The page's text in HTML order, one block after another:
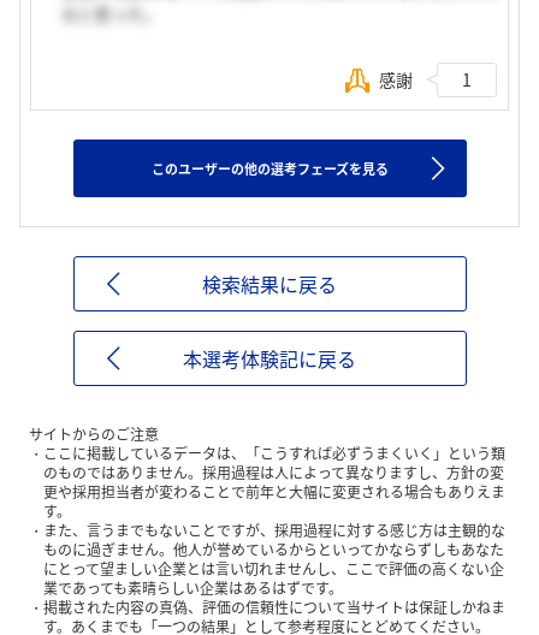
ると思った。
感謝 1
このユーザーの他の選考フェーズを見る
検索結果に戻る
本選考体験記に戻る
サイトからのご注意
ここに掲載しているデータは、「こうすれば必ずうまくいく」という類
のものではありません。採用過程は人によって異なりますし、方針の変
更や採用担当者が変わることで前年と大幅に変更される場合もありえま
す。
また、言うまでもないことですが、採用過程に対する感じ方は主観的な
ものに過ぎません。他人が誉めているからといってかならずしもあなた
にとって望ましい企業とは言い切れませんし、ここで評価の高くない企
業であっても素晴らしい企業はあるはずです。
掲載された内容の真偽、評価の信頼性について当サイトは保証しかねま
す。あくまでも「一つの結果」として参考程度にとどめてください。